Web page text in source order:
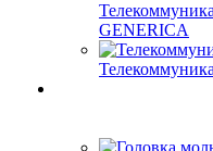
GENERICA